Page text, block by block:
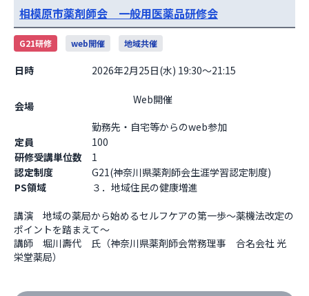
相模原市薬剤師会 一般用医薬品研修会
G21研修 web開催 地域共催
日時 2026年2月25日(水) 19:30～21:15
会場
勤務先・自宅等からのweb参加
定員
100
研修受講単位数
1
認定制度
G21(神奈川県薬剤師会生涯学習認定制度)
PS領域
３．地域住民の健康増進
講演　地域の薬局から始めるセルフケアの第一歩～薬機法改定の
ポイントを踏まえて～
講師　堀川壽代　氏（神奈川県薬剤師会常務理事　合名会社 光
栄堂薬局）